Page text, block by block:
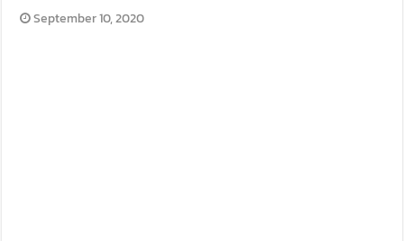
September 10, 2020